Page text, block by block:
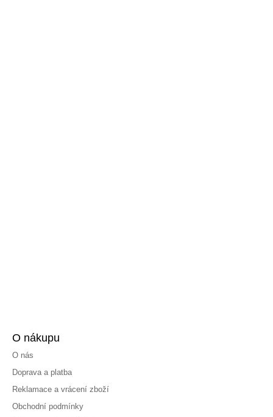
O nákupu
O nás
Doprava a platba
Reklamace a vrácení zboží
Obchodní podmínky